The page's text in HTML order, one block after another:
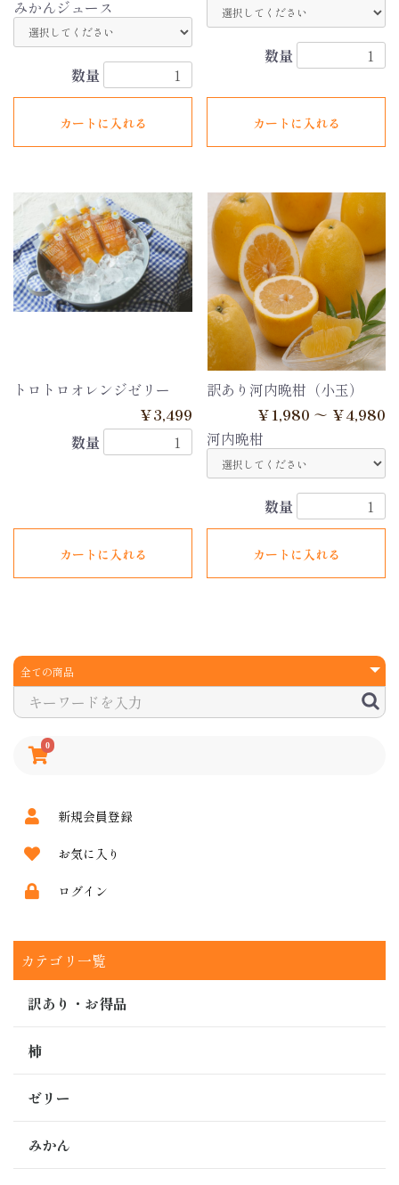
0
新規会員登録
お気に入り
ログイン
カテゴリ一覧
訳あり・お得品
柿
ゼリー
みかん
みかんジュース
数量
カートに入れる
数量
カートに入れる
トロトロオレンジゼリー
￥3,499
数量
カートに入れる
訳あり河内晩柑（小玉）
￥1,980 ～ ￥4,980
河内晩柑
数量
カートに入れる